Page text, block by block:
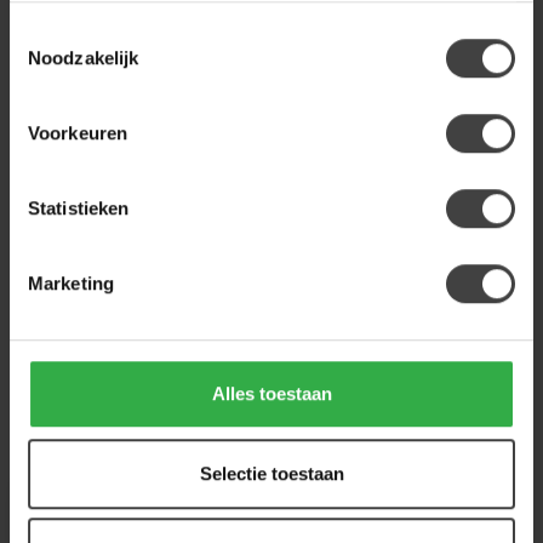
Noodzakelijk
Voorkeuren
Statistieken
Marketing
Alles toestaan
Selectie toestaan
WOONSTIJL
WoonStijl Hoekbank Raster
Op voorraad
Heb je een vraag over dit product?
gerust contact op met onze klantenservice
+31 224 850
Recent bekeken